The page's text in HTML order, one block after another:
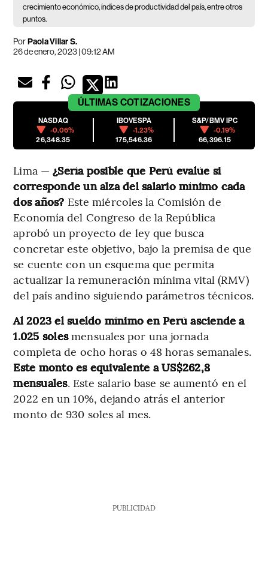
crecimiento económico, índices de productividad del país, entre otros
puntos.
PorPaola Villar S.
26 de enero, 2023 | 09:12 AM
ÚLTIMAS COTIZACIONES
NASDAQ
-0.06%
26,348.35
IBOVESPA
-1.23%
175,546.36
S&P/BMV IPC
-0.19%
66,396.15
Lima —¿Sería posible que Perú evalúe si
corresponde un alza del salario mínimo cada
dos años? Este miércoles la Comisión de
Economía del Congreso de la República
aprobó un proyecto de ley que busca
concretar este objetivo, bajo la premisa de que
se cuente con un esquema que permita
actualizar la remuneración mínima vital (RMV)
del país andino siguiendo parámetros técnicos.
Al 2023 el sueldo mínimo en Perú asciende a
1.025 solesmensuales por una jornada
completa de ocho horas o 48 horas semanales.
Este monto es equivalente a US$262,8
mensuales. Este salario base se aumentó en el
2022 en un 10%, dejando atrás el anterior
monto de 930 soles al mes.
PUBLICIDAD